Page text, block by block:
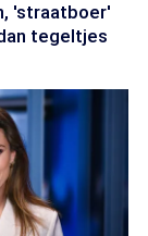
'straatboer'
tegeltjes